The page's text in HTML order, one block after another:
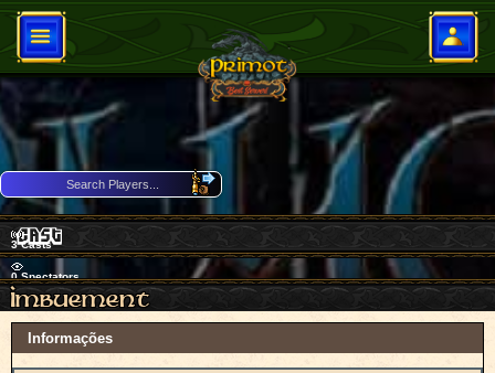
3Casts
0Spectators
Download Client
Informações